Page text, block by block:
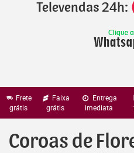
Televendas 24h:
Frete
grátis
Faixa
grátis
Entrega
imediata
Coroas de